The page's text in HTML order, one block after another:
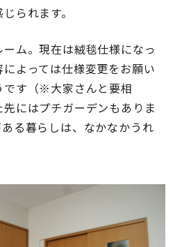
られます。
ム。現在は絨毯仕様になっ
よっては仕様変更をお願い
です（※大家さんと要相
にはプチガーデンもありま
る暮らしは、なかなかうれ